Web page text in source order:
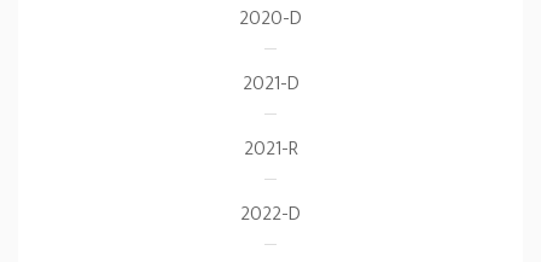
2020-D
2021-D
2021-R
2022-D